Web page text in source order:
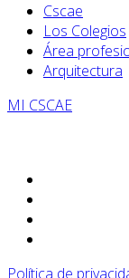
Cscae
Los Colegios
Área
Arquitectura
MI CSCAE
Política de